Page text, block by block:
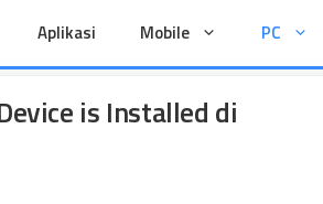
Aplikasi Mobile PC
is Installed di